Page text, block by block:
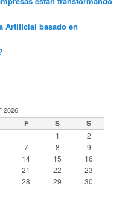
Artificial basado en
2026
F S S
1
2
7 8
9
14 15
16
21 22
23
28 29
30